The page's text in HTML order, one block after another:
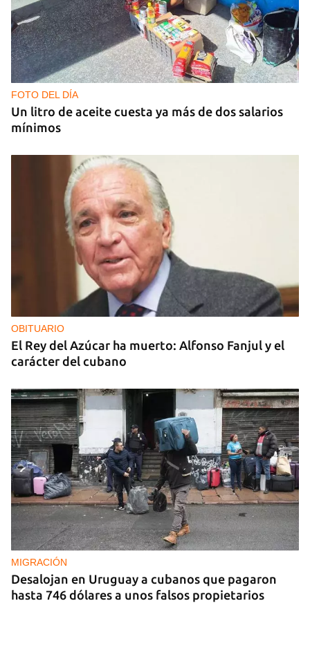
GENERACIÓN Y
Tras un breve alumbrón se volvió a ir la luz y llegó
el cacerolazo de indignación
FOTO DEL DÍA
Un litro de aceite cuesta ya más de dos salarios
mínimos
OBITUARIO
El Rey del Azúcar ha muerto: Alfonso Fanjul y el
carácter del cubano
MIGRACIÓN
Desalojan en Uruguay a cubanos que pagaron
hasta 746 dólares a unos falsos propietarios